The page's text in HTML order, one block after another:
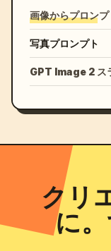
画像からプロンプ
写真プロンプト
GPT Image 2 ス
クリ
に。